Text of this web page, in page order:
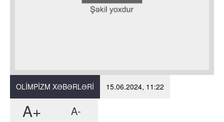
OLIMPIZM XƏBƏRLƏRI 15.06.2024, 11:22
A+ A-